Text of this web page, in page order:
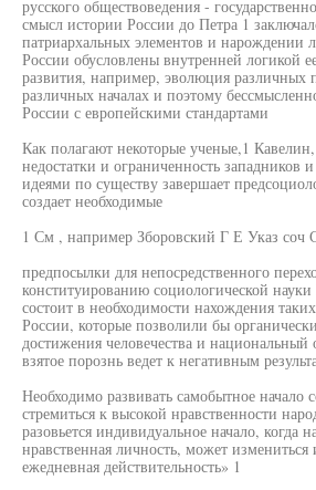
русского обществоведения -
смысл истории России до Петра 1
патриархальных элементов и нарождении
России обусловлены внутренней логикой
развития, например, эволюция различных
различных началах и поэтому
России с европейскими стандартами
Как полагают некоторые ученые,1 Кавелин,
недостатки и ограниченность западников
идеями по существу завершает
создает необходимые
1 См , например Зборовский Г Е Указ соч
предпосылки для непосредственного
конституированию социологической
состоит в необходимости нахождения
России, которые позволили бы
достижения человечества и
взятое порознь ведет к негативным
Необходимо развивать самобытное начало
стремиться к высокой нравственности
разовьется индивидуальное начало, когда
нравственная личность, может
ежедневная действительность» 1